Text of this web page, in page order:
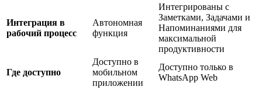
Интеграция в
рабочий процесс
Автономная
функция
Интегрированы с
Заметками, Задачами и
Напоминаниями для
максимальной
продуктивности
Где доступно
Доступно в
мобильном
приложении
Доступно только в
WhatsApp Web